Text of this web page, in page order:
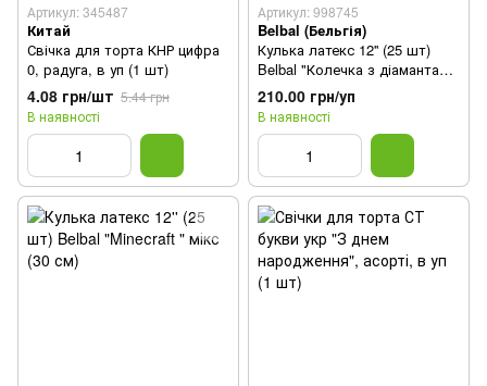
Артикул: 345487
Китай
Свічка для торта КНР цифра
0, радуга, в уп (1 шт)
4.08 грн/шт 5.44 грн
В наявності
Артикул: 998745
Belbal (Бельгія)
Кулька латекс 12'' (25 шт)
Belbal "Колечка з діамантами
рожеві" на прозорому (30 см)
210.00 грн/уп
В наявності